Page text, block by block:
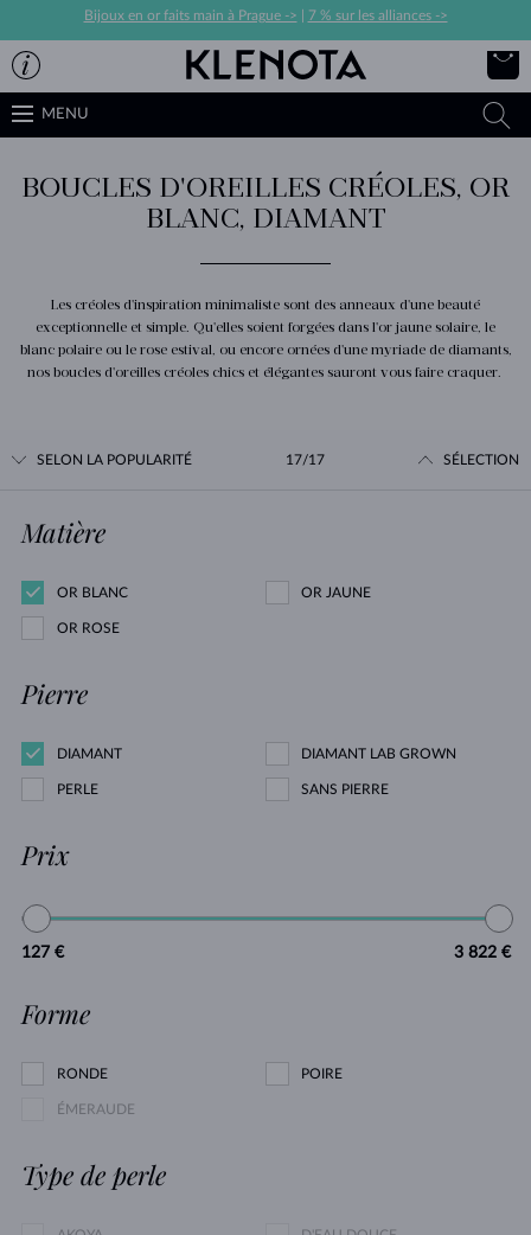
Bijoux en or faits main à Prague -> 7 % sur les alliances ->
MENU
BOUCLES D'OREILLES CRÉOLES, OR
BLANC, DIAMANT
Les créoles d'inspiration minimaliste sont des anneaux d'une beauté
exceptionnelle et simple. Qu'elles soient forgées dans l'or jaune solaire, le
blanc polaire ou le rose estival, ou encore ornées d'une myriade de diamants,
nos boucles d'oreilles créoles chics et élégantes sauront vous faire craquer.
SELON LA POPULARITÉ 17/17 SÉLECTION
Matière
OR BLANC OR JAUNE
OR ROSE
Pierre
DIAMANT DIAMANT LAB GROWN
PERLE SANS PIERRE
Prix
127 € 3 822 €
Forme
RONDE POIRE
ÉMERAUDE
Type de perle